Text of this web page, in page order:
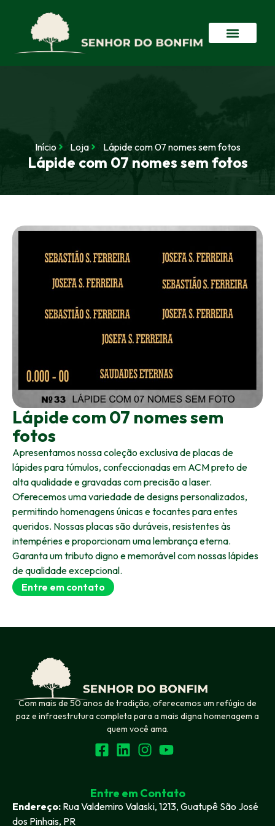
Início Loja Lápide com 07 nomes sem fotos
Lápide com 07 nomes sem fotos
Lápide com 07 nomes sem
fotos
Apresentamos nossa coleção exclusiva de placas de
lápides para túmulos, confeccionadas em ACM preto de
alta qualidade e gravadas com precisão a laser.
Oferecemos uma variedade de designs personalizados,
permitindo homenagens únicas e tocantes para entes
queridos. Nossas placas são duráveis, resistentes às
intempéries e proporcionam uma lembrança eterna.
Garanta um tributo digno e memorável com nossas lápides
de qualidade excepcional.
Entre em contato
Com mais de 50 anos de tradição, oferecemos um refúgio de
paz e infraestrutura completa para a mais digna homenagem a
quem você ama.
Entre em Contato
Endereço: Rua Valdemiro Valaski, 1213, Guatupê São José
dos Pinhais, PR